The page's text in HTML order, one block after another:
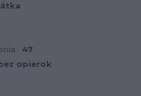
47
opierok